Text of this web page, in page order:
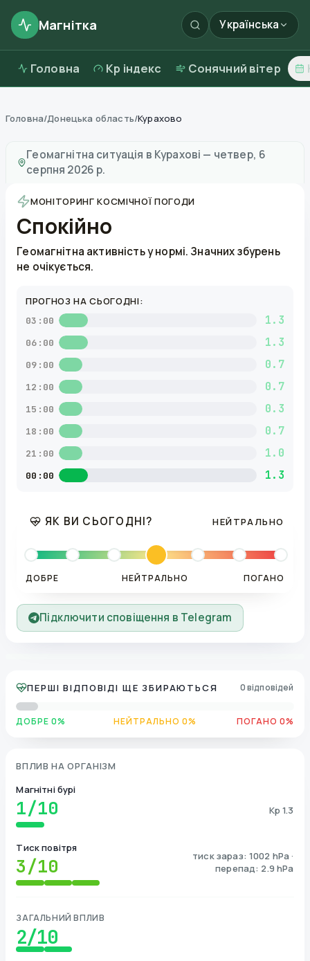
Магнітка Українська
Головна Kp індекс Сонячний вітер
Головна/Донецька область/Курахово
Геомагнітна ситуація в Курахові — четвер, 6
серпня 2026 р.
МОНІТОРИНГ КОСМІЧНОЇ ПОГОДИ
Спокійно
Геомагнітна активність у нормі. Значних збурень
не очікується.
ПРОГНОЗ НА СЬОГОДНІ:
03:00 1.3
06:00 1.3
09:00 0.7
12:00 0.7
15:00 0.3
18:00 0.7
21:00 1.0
00:00 1.3
ЯК ВИ СЬОГОДНІ? НЕЙТРАЛЬНО
ДОБРЕ НЕЙТРАЛЬНО ПОГАНО
Підключити сповіщення в Telegram
ПЕРШІ ВІДПОВІДІ ЩЕ ЗБИРАЮТЬСЯ 0 відповідей
ДОБРЕ 0% НЕЙТРАЛЬНО 0% ПОГАНО 0%
ВПЛИВ НА ОРГАНІЗМ
Магнітні бурі
1/10 Kp 1.3
Тиск повітря
3/10
тиск зараз: 1002 hPa ·
перепад: 2.9 hPa
ЗАГАЛЬНИЙ ВПЛИВ
2/10